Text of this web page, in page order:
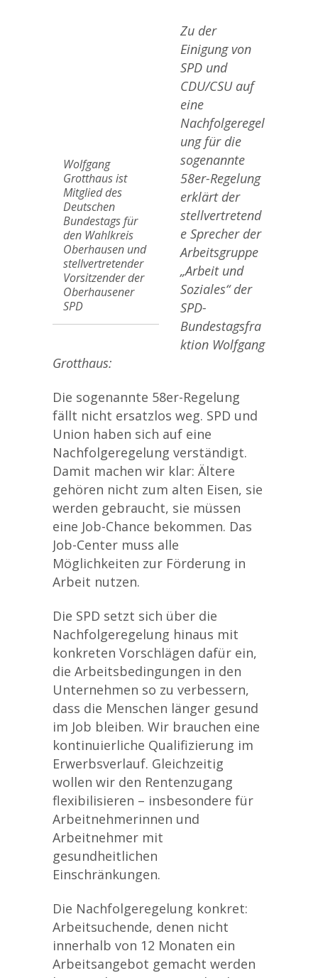
Wolfgang
Grotthaus ist
Mitglied des
Deutschen
Bundestags für
den Wahlkreis
Oberhausen und
stellvertretender
Vorsitzender der
Oberhausener
SPD
Zu der
Einigung von
SPD und
CDU/CSU auf
eine
Nachfolgeregel
ung für die
sogenannte
58er-Regelung
erklärt der
stellvertretend
e Sprecher der
Arbeitsgruppe
„Arbeit und
Soziales“ der
SPD-
Bundestagsfra
ktion Wolfgang
Grotthaus:
Die sogenannte 58er-Regelung
fällt nicht ersatzlos weg. SPD und
Union haben sich auf eine
Nachfolgeregelung verständigt.
Damit machen wir klar: Ältere
gehören nicht zum alten Eisen, sie
werden gebraucht, sie müssen
eine Job-Chance bekommen. Das
Job-Center muss alle
Möglichkeiten zur Förderung in
Arbeit nutzen.
Die SPD setzt sich über die
Nachfolgeregelung hinaus mit
konkreten Vorschlägen dafür ein,
die Arbeitsbedingungen in den
Unternehmen so zu verbessern,
dass die Menschen länger gesund
im Job bleiben. Wir brauchen eine
kontinuierliche Qualifizierung im
Erwerbsverlauf. Gleichzeitig
wollen wir den Rentenzugang
flexibilisieren – insbesondere für
Arbeitnehmerinnen und
Arbeitnehmer mit
gesundheitlichen
Einschränkungen.
Die Nachfolgeregelung konkret:
Arbeitsuchende, denen nicht
innerhalb von 12 Monaten ein
Arbeitsangebot gemacht werden